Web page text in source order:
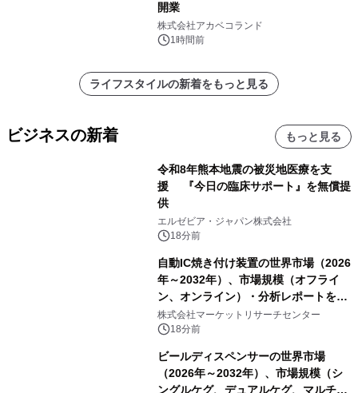
開業
株式会社アカベコランド
1時間前
ライフスタイルの新着をもっと見る
ビジネスの新着 もっと見る
令和8年熊本地震の被災地医療を支
援 『今日の臨床サポート』を無償提
供
エルゼビア・ジャパン株式会社
18分前
自動IC焼き付け装置の世界市場（2026
年～2032年）、市場規模（オフライ
ン、オンライン）・分析レポートを発
表
株式会社マーケットリサーチセンター
18分前
ビールディスペンサーの世界市場
（2026年～2032年）、市場規模（シ
ングルケグ、デュアルケグ、マルチケ